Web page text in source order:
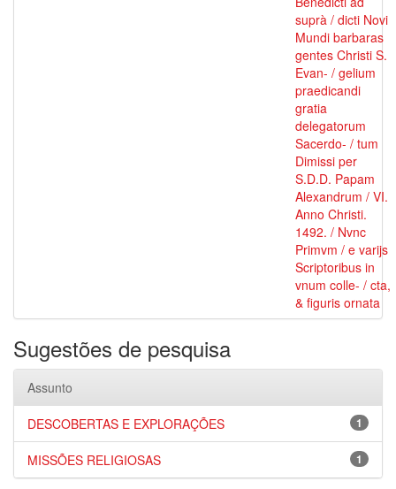
suprà / dicti Novi
Mundi barbaras
gentes Christi S.
Evan- / gelium
praedicandi
gratia
delegatorum
Sacerdo- / tum
Dimissi per
S.D.D. Papam
Alexandrum / VI.
Anno Christi.
1492. / Nvnc
Primvm / e varijs
Scriptoribus in
vnum colle- / cta,
& figuris ornata
Sugestões de pesquisa
Assunto
1
DESCOBERTAS E EXPLORAÇÕES
1
MISSÕES RELIGIOSAS